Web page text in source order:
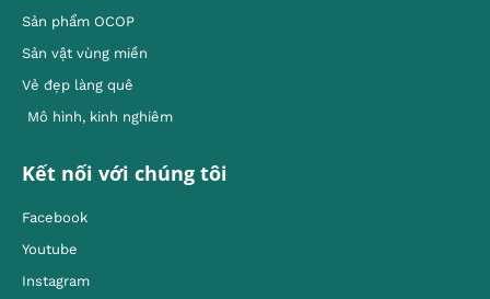
Sản phẩm OCOP
Sản vật vùng miền
Vẻ đẹp làng quê
Mô hình, kinh nghiêm
Kết nối với chúng tôi
Facebook
Youtube
Instagram